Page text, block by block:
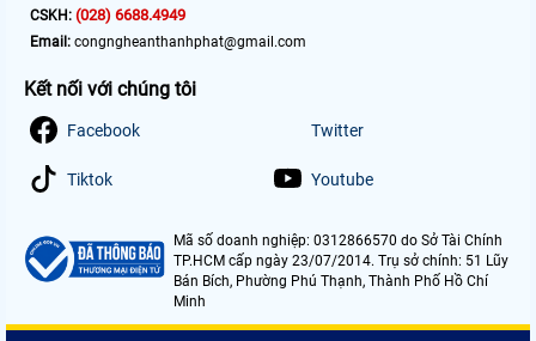
CSKH: (028) 6688.4949
Email: congngheanthanhphat@gmail.com
Kết nối với chúng tôi
Facebook Twitter
Tiktok Youtube
Mã số doanh nghiệp: 0312866570 do Sở Tài Chính
TP.HCM cấp ngày 23/07/2014. Trụ sở chính: 51 Lũy
Bán Bích, Phường Phú Thạnh, Thành Phố Hồ Chí
Minh